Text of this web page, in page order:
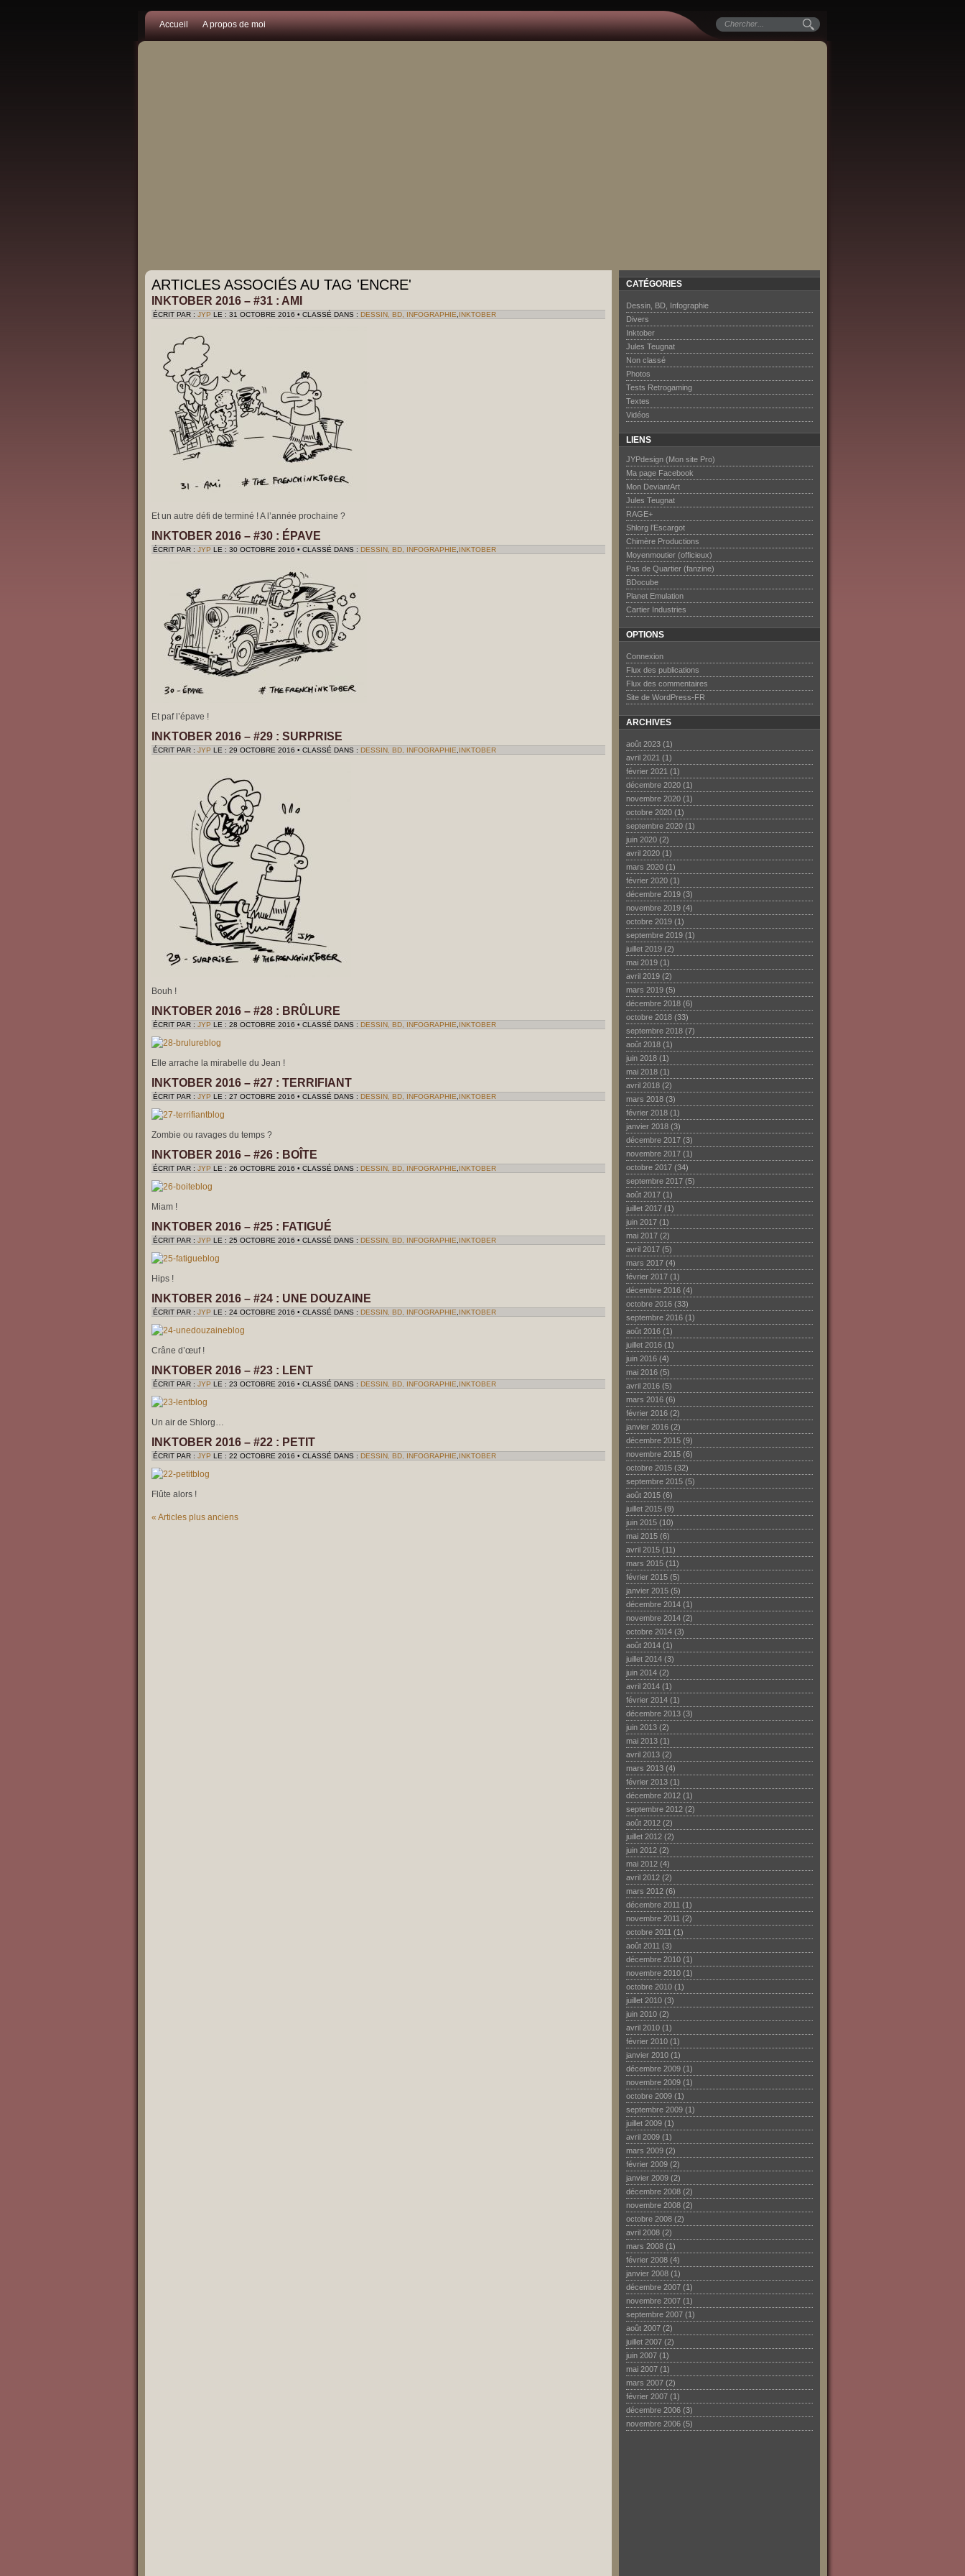
Accueil A propos de moi
ARTICLES ASSOCIÉS AU TAG 'ENCRE'
INKTOBER 2016 – #31 : AMI
ÉCRIT PAR : JYP LE : 31 OCTOBRE 2016 • CLASSÉ DANS : DESSIN, BD, INFOGRAPHIE INKTOBER
Et un autre défi de terminé ! A l’année prochaine ?
INKTOBER 2016 – #30 : ÉPAVE
ÉCRIT PAR : JYP LE : 30 OCTOBRE 2016 • CLASSÉ DANS : DESSIN, BD, INFOGRAPHIE INKTOBER
Et paf l’épave !
INKTOBER 2016 – #29 : SURPRISE
ÉCRIT PAR : JYP LE : 29 OCTOBRE 2016 • CLASSÉ DANS : DESSIN, BD, INFOGRAPHIE INKTOBER
Bouh !
INKTOBER 2016 – #28 : BRÛLURE
ÉCRIT PAR : JYP LE : 28 OCTOBRE 2016 • CLASSÉ DANS : DESSIN, BD, INFOGRAPHIE INKTOBER
Elle arrache la mirabelle du Jean !
INKTOBER 2016 – #27 : TERRIFIANT
ÉCRIT PAR : JYP LE : 27 OCTOBRE 2016 • CLASSÉ DANS : DESSIN, BD, INFOGRAPHIE INKTOBER
Zombie ou ravages du temps ?
INKTOBER 2016 – #26 : BOÎTE
ÉCRIT PAR : JYP LE : 26 OCTOBRE 2016 • CLASSÉ DANS : DESSIN, BD, INFOGRAPHIE INKTOBER
Miam !
INKTOBER 2016 – #25 : FATIGUÉ
ÉCRIT PAR : JYP LE : 25 OCTOBRE 2016 • CLASSÉ DANS : DESSIN, BD, INFOGRAPHIE INKTOBER
Hips !
INKTOBER 2016 – #24 : UNE DOUZAINE
ÉCRIT PAR : JYP LE : 24 OCTOBRE 2016 • CLASSÉ DANS : DESSIN, BD, INFOGRAPHIE INKTOBER
Crâne d’œuf !
INKTOBER 2016 – #23 : LENT
ÉCRIT PAR : JYP LE : 23 OCTOBRE 2016 • CLASSÉ DANS : DESSIN, BD, INFOGRAPHIE INKTOBER
Un air de Shlorg…
INKTOBER 2016 – #22 : PETIT
ÉCRIT PAR : JYP LE : 22 OCTOBRE 2016 • CLASSÉ DANS : DESSIN, BD, INFOGRAPHIE INKTOBER
Flûte alors !
« Articles plus anciens
CATÉGORIES
Dessin, BD, Infographie
Divers
Inktober
Jules Teugnat
Non classé
Photos
Tests Retrogaming
Textes
Vidéos
LIENS
JYPdesign (Mon site Pro)
Ma page Facebook
Mon DeviantArt
Jules Teugnat
RAGE+
Shlorg l’Escargot
Chimère Productions
Moyenmoutier (officieux)
Pas de Quartier (fanzine)
BDocube
Planet Emulation
Cartier Industries
OPTIONS
Connexion
Flux des publications
Flux des commentaires
Site de WordPress-FR
ARCHIVES
août 2023 (1)
avril 2021 (1)
février 2021 (1)
décembre 2020 (1)
novembre 2020 (1)
octobre 2020 (1)
septembre 2020 (1)
juin 2020 (2)
avril 2020 (1)
mars 2020 (1)
février 2020 (1)
décembre 2019 (3)
novembre 2019 (4)
octobre 2019 (1)
septembre 2019 (1)
juillet 2019 (2)
mai 2019 (1)
avril 2019 (2)
mars 2019 (5)
décembre 2018 (6)
octobre 2018 (33)
septembre 2018 (7)
août 2018 (1)
juin 2018 (1)
mai 2018 (1)
avril 2018 (2)
mars 2018 (3)
février 2018 (1)
janvier 2018 (3)
décembre 2017 (3)
novembre 2017 (1)
octobre 2017 (34)
septembre 2017 (5)
août 2017 (1)
juillet 2017 (1)
juin 2017 (1)
mai 2017 (2)
avril 2017 (5)
mars 2017 (4)
février 2017 (1)
décembre 2016 (4)
octobre 2016 (33)
septembre 2016 (1)
août 2016 (1)
juillet 2016 (1)
juin 2016 (4)
mai 2016 (5)
avril 2016 (5)
mars 2016 (6)
février 2016 (2)
janvier 2016 (2)
décembre 2015 (9)
novembre 2015 (6)
octobre 2015 (32)
septembre 2015 (5)
août 2015 (6)
juillet 2015 (9)
juin 2015 (10)
mai 2015 (6)
avril 2015 (11)
mars 2015 (11)
février 2015 (5)
janvier 2015 (5)
décembre 2014 (1)
novembre 2014 (2)
octobre 2014 (3)
août 2014 (1)
juillet 2014 (3)
juin 2014 (2)
avril 2014 (1)
février 2014 (1)
décembre 2013 (3)
juin 2013 (2)
mai 2013 (1)
avril 2013 (2)
mars 2013 (4)
février 2013 (1)
décembre 2012 (1)
septembre 2012 (2)
août 2012 (2)
juillet 2012 (2)
juin 2012 (2)
mai 2012 (4)
avril 2012 (2)
mars 2012 (6)
décembre 2011 (1)
novembre 2011 (2)
octobre 2011 (1)
août 2011 (3)
décembre 2010 (1)
novembre 2010 (1)
octobre 2010 (1)
juillet 2010 (3)
juin 2010 (2)
avril 2010 (1)
février 2010 (1)
janvier 2010 (1)
décembre 2009 (1)
novembre 2009 (1)
octobre 2009 (1)
septembre 2009 (1)
juillet 2009 (1)
avril 2009 (1)
mars 2009 (2)
février 2009 (2)
janvier 2009 (2)
décembre 2008 (2)
novembre 2008 (2)
octobre 2008 (2)
avril 2008 (2)
mars 2008 (1)
février 2008 (4)
janvier 2008 (1)
décembre 2007 (1)
novembre 2007 (1)
septembre 2007 (1)
août 2007 (2)
juillet 2007 (2)
juin 2007 (1)
mai 2007 (1)
mars 2007 (2)
février 2007 (1)
décembre 2006 (3)
novembre 2006 (5)